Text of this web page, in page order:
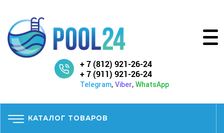
+ 7 (812) 921-26-24
+ 7 (911) 921-26-24
Telegram, Viber, WhatsApp
КАТАЛОГ ТОВАРОВ